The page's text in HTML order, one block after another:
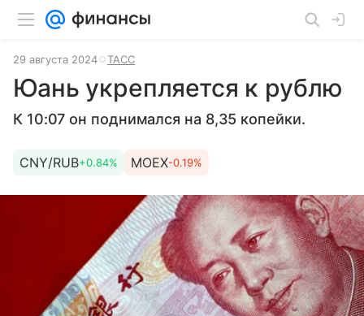
29 августа 2024 ТАСС
Юань укрепляется к рублю
К 10:07 он поднимался на 8,35 копейки.
CNY/RUB+0.84% MOEX-0.19%